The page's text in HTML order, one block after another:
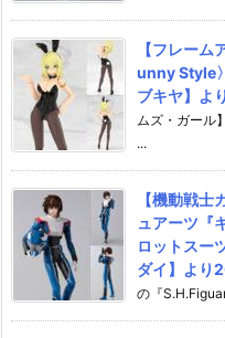
【フレー
unny Style
ブキヤ】よ
ムズ・ガール
...
【機動戦
ュアーツ『
ロットスー
ダイ】より
の『